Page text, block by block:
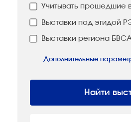
Учитывать прошедшие
Выставки под эгидой
Выставки региона
Дополнительные
Найти